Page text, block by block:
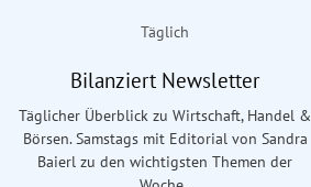
Täglich
Bilanziert Newsletter
Täglicher Überblick zu Wirtschaft, Handel &
Börsen. Samstags mit Editorial von Sandra
Baierl zu den wichtigsten Themen der